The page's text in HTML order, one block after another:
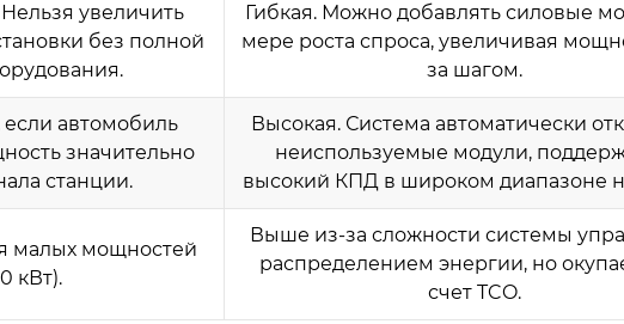
увеличить
без полной
Гибкая. Можно добавлять силовые
мере роста спроса, увеличивая
за шагом.
автомобиль
значительно
станции.
Высокая. Система автоматически
неиспользуемые модули,
высокий КПД в широком диапазоне
малых мощностей
кВт).
Выше из-за сложности системы
распределением энергии, но
счет TCO.